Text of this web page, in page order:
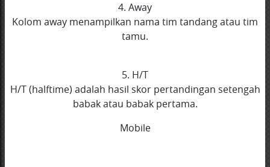
4. Away
Kolom away menampilkan nama tim tandang atau tim
tamu.
5. H/T
H/T (halftime) adalah hasil skor pertandingan setengah
babak atau babak pertama.
Mobile